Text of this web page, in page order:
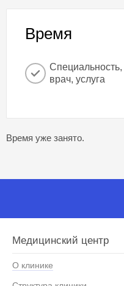
Время
Специальность,
врач, услуга
Время уже занято.
Медицинский центр
О клинике